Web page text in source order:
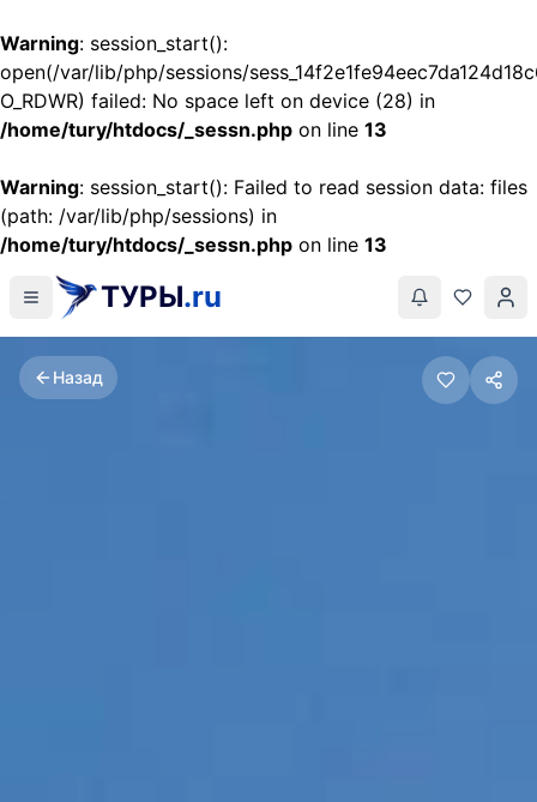
Warning: session_start():
open(/var/lib/php/sessions/
O_RDWR) failed: No space left on device (28) in
/home/tury/htdocs/_sessn.php on line 13
Warning: session_start(): Failed to read session data: files
(path: /var/lib/php/sessions) in
/home/tury/htdocs/_sessn.php on line 13
ТУРЫ.ru
Назад